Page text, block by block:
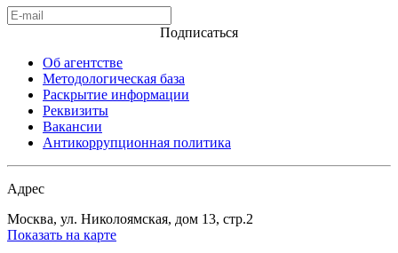
Подписаться
Об агентстве
Методологическая база
Раскрытие информации
Реквизиты
Вакансии
Антикоррупционная политика
Адрес
Москва, ул. Николоямская, дом 13, стр.2
Показать на карте